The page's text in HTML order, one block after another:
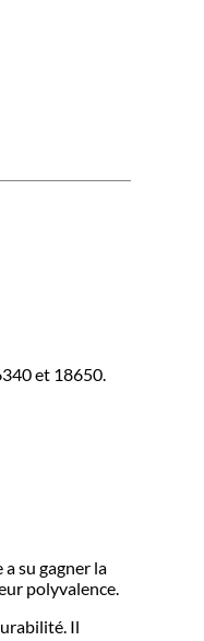
et 18650.
su gagner la
polyvalence.
Il